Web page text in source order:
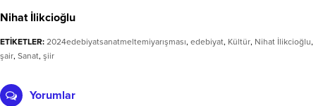
Nihat İlikcioğlu
ETİKETLER: 2024edebiyatsanatmeltemiyarışması, edebiyat, Kültür, Nihat İlikcioğlu,
şair, Sanat, şiir
Yorumlar